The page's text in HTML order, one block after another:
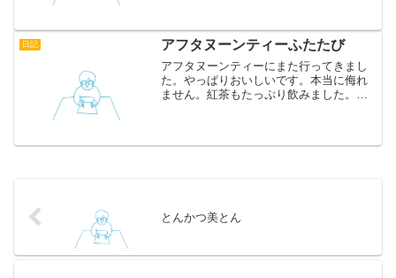
日記 アフタヌーンティーふたたび
アフタヌーンティーにまた行ってきまし
た。やっぱりおいしいです。本当に侮れ
ません。紅茶もたっぷり飲みました。ベ
とんかつ美とん